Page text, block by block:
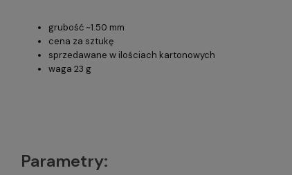
grubość ~1.50 mm
cena za sztukę
sprzedawane w ilościach kartonowych
waga 23 g
Parametry: